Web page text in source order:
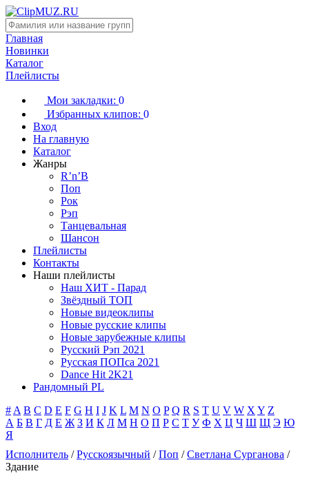
Главная
Новинки
Каталог
Плейлисты
Мои закладки: 0
Избранных клипов: 0
Вход
На главную
Каталог
Жанры
R’n’B
Поп
Рок
Рэп
Танцевальная
Шансон
Плейлисты
Контакты
Наши плейлисты
Наш ХИТ - Парад
Звёздный ТОП
Новые видеоклипы
Новые русские клипы
Новые зарубежные клипы
Русский Рэп 2021
Русская ПОПса 2021
Dance Hit 2K21
Рандомный PL
# A B C D E F G H I J K L M N O P Q R S T U V W X Y Z
А Б В Г Д Е Ж З И К Л М Н О П Р С Т У Ф Х Ц Ч Ш Щ Э Ю
Я
Исполнитель /Русскоязычный /Поп /Светлана Сурганова /
Здание